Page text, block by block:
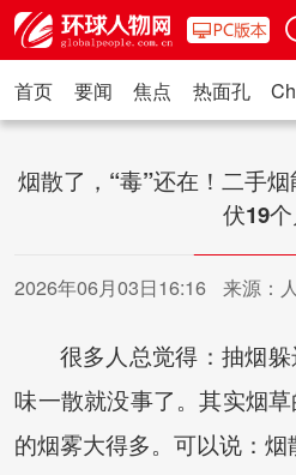
首页 要闻 焦点 热面孔
烟散了，“毒”还在！二手
伏19个
2026年06月03日16:16 来源：
很多人总觉得：抽烟
味一散就没事了。其实烟
的烟雾大得多。可以说：烟